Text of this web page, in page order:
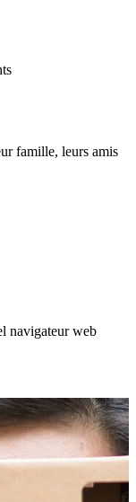
famille, leurs amis
navigateur web